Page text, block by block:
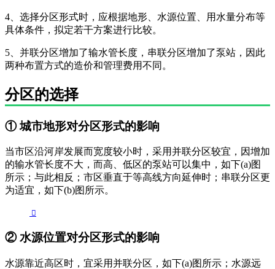
4、选择分区形式时，应根据地形、水源位置、用水量分布等
具体条件，拟定若干方案进行比较。
5、并联分区增加了输水管长度，串联分区增加了泵站，因此
两种布置方式的造价和管理费用不同。
分区的选择
① 城市地形对分区形式的影响
当市区沿河岸发展而宽度较小时，采用并联分区较宜，因增加
的输水管长度不大，而高、低区的泵站可以集中，如下(a)图
所示；与此相反；市区垂直于等高线方向延伸时；串联分区更
为适宜，如下(b)图所示。
② 水源位置对分区形式的影响
水源靠近高区时，宜采用并联分区，如下(a)图所示；水源远